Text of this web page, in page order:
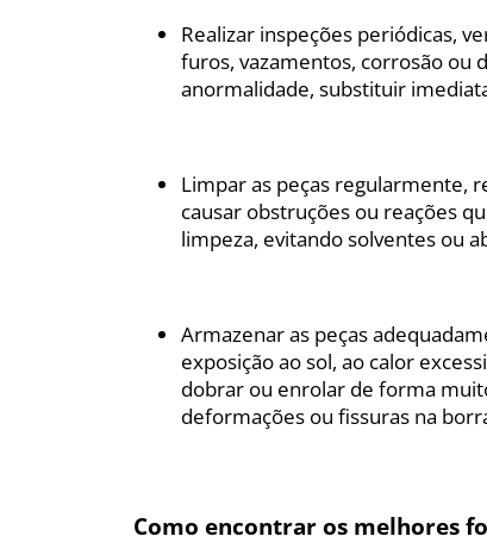
Realizar inspeções periódicas,
furos, vazamentos, corrosão ou
anormalidade, substituir
Limpar as peças regularmente,
causar obstruções ou reações
limpeza, evitando solventes ou
Armazenar as peças
exposição ao sol, ao calor
dobrar ou enrolar de forma
deformações ou fissuras na
Como encontrar os melhores